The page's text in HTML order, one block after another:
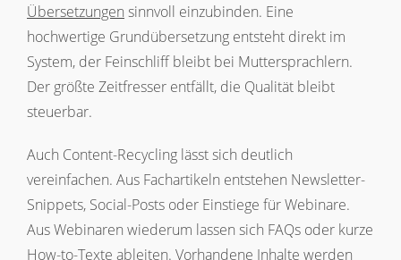
Übersetzungen sinnvoll einzubinden. Eine
hochwertige Grundübersetzung entsteht direkt im
System, der Feinschliff bleibt bei Muttersprachlern.
Der größte Zeitfresser entfällt, die Qualität bleibt
steuerbar.
Auch Content-Recycling lässt sich deutlich
vereinfachen. Aus Fachartikeln entstehen Newsletter-
Snippets, Social-Posts oder Einstiege für Webinare.
Aus Webinaren wiederum lassen sich FAQs oder kurze
How-to-Texte ableiten. Vorhandene Inhalte werden